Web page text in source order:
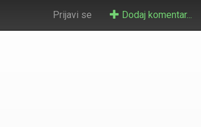
Prijavi se Dodaj komentar...